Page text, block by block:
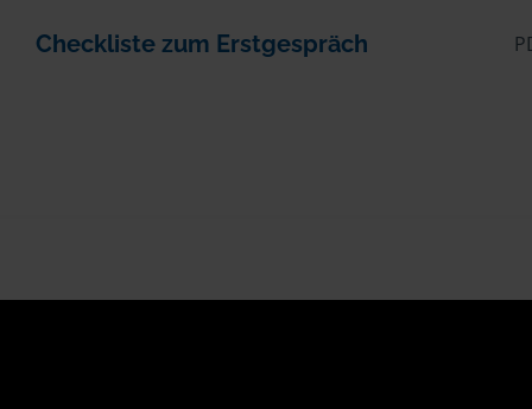
Checkliste zum Erstgespräch